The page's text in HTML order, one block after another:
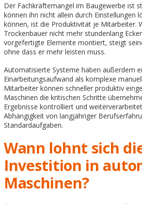
Der Fachkräftemangel im Baugewerbe ist
können ihn nicht allein durch Einstellungen
können, ist die Produktivität je Mitarbeiter.
Trockenbauer nicht mehr stundenlang
vorgefertigte Elemente montiert, steigt
ohne dass er mehr leisten muss.
Automatisierte Systeme haben außerdem
Einarbeitungsaufwand als komplexe
Mitarbeiter können schneller produktiv
Maschinen die kritischen Schritte
Ergebnisse kontrolliert und
Abhängigkeit von langjähriger
Standardaufgaben.
Wann lohnt sich
Investition in
Maschinen?